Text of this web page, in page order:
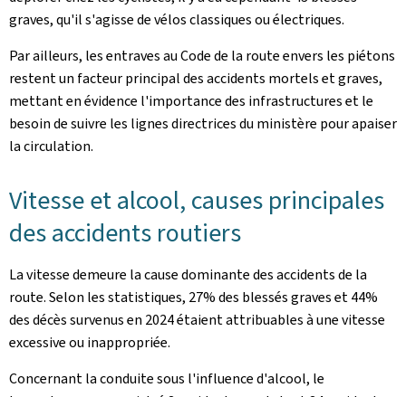
graves, qu'il s'agisse de vélos classiques ou électriques.
Par ailleurs, les entraves au Code de la route envers les piétons
restent un facteur principal des accidents mortels et graves,
mettant en évidence l'importance des infrastructures et le
besoin de suivre les lignes directrices du ministère pour apaiser
la circulation.
Vitesse et alcool, causes principales
des accidents routiers
La vitesse demeure la cause dominante des accidents de la
route. Selon les statistiques, 27% des blessés graves et 44%
des décès survenus en 2024 étaient attribuables à une vitesse
excessive ou inappropriée.
Concernant la conduite sous l'influence d'alcool, le